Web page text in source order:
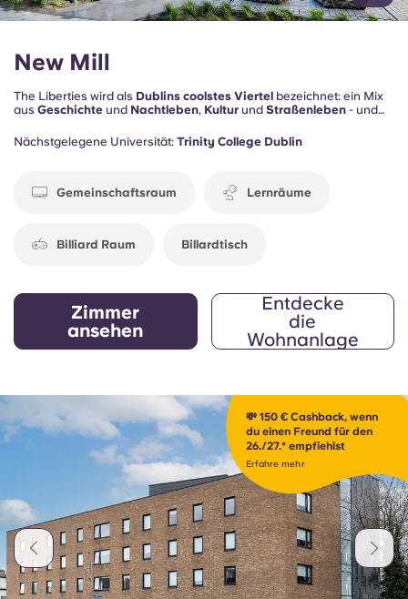
New Mill
The Liberties wird als Dublins coolstes Viertel bezeichnet: ein Mix
aus Geschichte und Nachtleben, Kultur und Straßenleben - und
Residenzen , um dich auch zu Hause bei Laune zu halten, darunter
Lernräume , einFitnessstudio , einBilliard Raum
Nächstgelegene Universität: Trinity College Dublin
Gemeinschaftsraum Lernräume
Billiard Raum Billardtisch
Zimmer
ansehen
Entdecke
die
Wohnanlage
💸 150 € Cashback, wenn
du einen Freund für den
26./27.* empfiehlst
Erfahre mehr